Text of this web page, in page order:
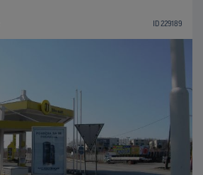
ID 229189